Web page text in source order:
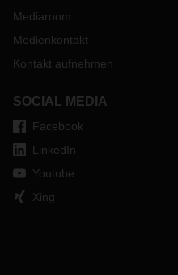
Mediaroom
Medienkontakt
Kontakt aufnehmen
SOCIAL MEDIA
Facebook
LinkedIn
Youtube
Xing